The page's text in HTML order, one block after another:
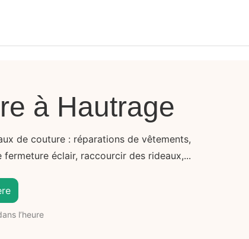
à Hautrage
de couture : réparations de vêtements,
éclair, raccourcir des rideaux,...
l’heure